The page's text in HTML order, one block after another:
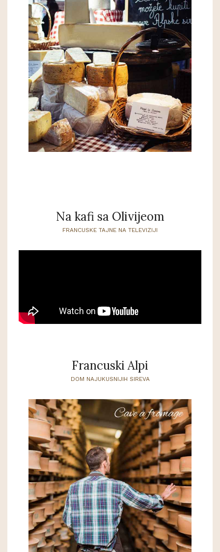
Na kafi sa Olivijeom
FRANCUSKE TAJNE NA TELEVIZIJI
Francuski Alpi
DOM NAJUKUSNIJIH SIREVA